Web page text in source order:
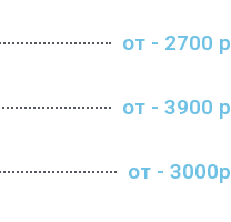
от - 2700 р
от - 3900 р
от - 3000р